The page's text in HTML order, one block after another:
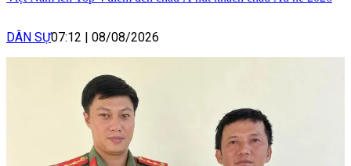
DÂN SỰ07:12 | 08/08/2026